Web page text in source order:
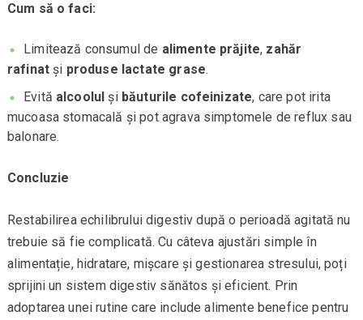
Cum să o faci:
Limitează consumul de alimente prăjite, zahăr
rafinat și produse lactate grase.
Evită alcoolul și băuturile cofeinizate, care pot irita
mucoasa stomacală și pot agrava simptomele de reflux sau
balonare.
Concluzie
Restabilirea echilibrului digestiv după o perioadă agitată nu
trebuie să fie complicată. Cu câteva ajustări simple în
alimentație, hidratare, mișcare și gestionarea stresului, poți
sprijini un sistem digestiv sănătos și eficient. Prin
adoptarea unei rutine care include alimente benefice pentru